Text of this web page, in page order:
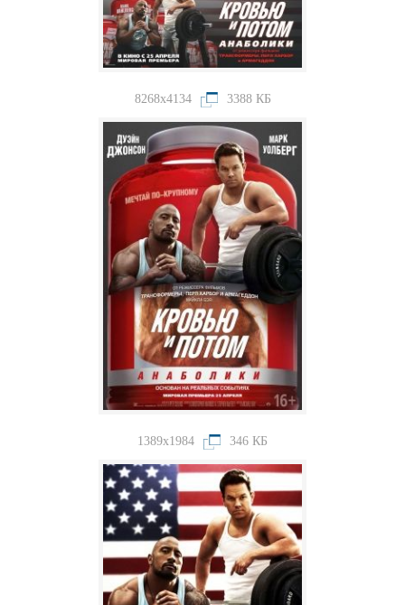
8268x4134 3388 КБ
1389x1984 346 КБ